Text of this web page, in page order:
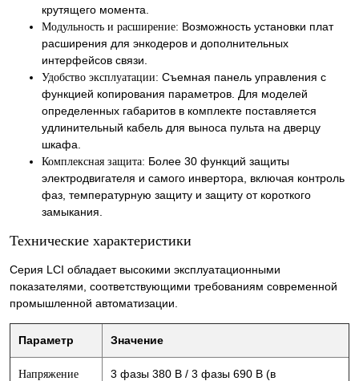
крутящего момента.
Модульность и расширение: Возможность установки плат
расширения для энкодеров и дополнительных
интерфейсов связи.
Удобство эксплуатации: Съемная панель управления с
функцией копирования параметров. Для моделей
определенных габаритов в комплекте поставляется
удлинительный кабель для выноса пульта на дверцу
шкафа.
Комплексная защита: Более 30 функций защиты
электродвигателя и самого инвертора, включая контроль
фаз, температурную защиту и защиту от короткого
замыкания.
Технические характеристики
Серия LCI обладает высокими эксплуатационными
показателями, соответствующими требованиям современной
промышленной автоматизации.
Параметр Значение
Напряжение
3 фазы 380 В / 3 фазы 690 В (в